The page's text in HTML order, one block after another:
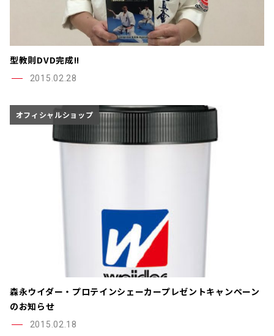
型教則DVD完成!!
2015.02.28
オフィシャルショップ
森永ウイダー・プロテインシェーカープレゼントキャンペーン
のお知らせ
2015.02.18